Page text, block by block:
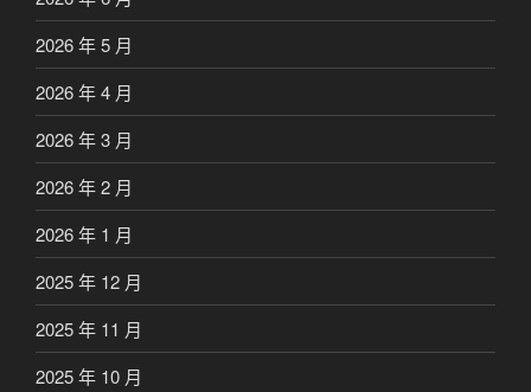
2026 年 5 月
2026 年 4 月
2026 年 3 月
2026 年 2 月
2026 年 1 月
2025 年 12 月
2025 年 11 月
2025 年 10 月